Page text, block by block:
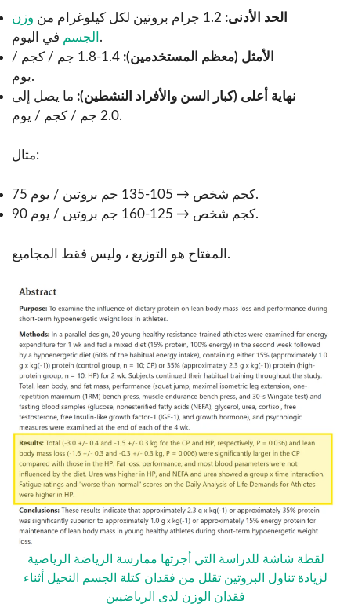
الحد الأدنى:
وزن
الجسم في اليوم.
الأمثل (معظم المستخدمين):
1.4-1.8 جم / كجم /
يوم.
نهاية أعلى (كبار السن والأفراد النشطين): ما يصل إلى
2.0 جم / كجم / يوم.
مثال:
75 كجم شخص → 105-135 جم بروتين / يوم.
90 كجم شخص → 125-160 جم بروتين / يوم.
المفتاح هو التوزيع ، وليس فقط المجاميع.
لقطة شاشة للدراسة التي أجرتها ممارسة الرياضة الرياضية
لزيادة تناول البروتين تقلل من فقدان كتلة الجسم النحيل أثناء
فقدان الوزن لدى الرياضيين